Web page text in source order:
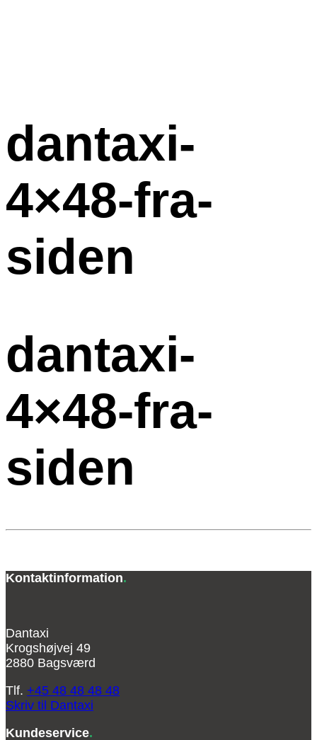
dantaxi-
4×48-fra-
siden
dantaxi-
4×48-fra-
siden
Kontaktinformation.
Dantaxi
Krogshøjvej 49
2880 Bagsværd
Tlf. +45 48 48 48 48
Skriv til Dantaxi
Kundeservice.